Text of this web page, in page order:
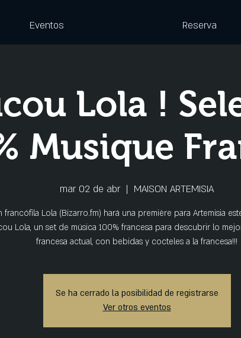
Eventos Reserva
Lola !
Musique
mar 02 de abr
  |
MAISON ARTEMISIA
francófila Lola (Bizarro.fm) hará una première para Artemisia
Lola, un set de música 100% francesa para descubrir lo
francesa actual, con bebidas y cocteles a la francesa!!!
Se ha cerrado la posibilidad de registrarse
Ver otros eventos